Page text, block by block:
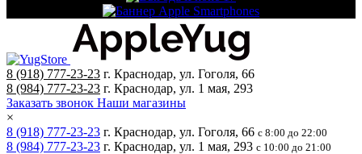
8 (918) 777-23-23 г. Краснодар, ул. Гоголя, 66
8 (984) 777-23-23 г. Краснодар, ул. 1 мая, 293
Заказать звонок Наши магазины
×
8 (918) 777-23-23 г. Краснодар, ул. Гоголя, 66 с 8:00 до 22:00
8 (984) 777-23-23 г. Краснодар, ул. 1 мая, 293 с 10:00 до 21:00